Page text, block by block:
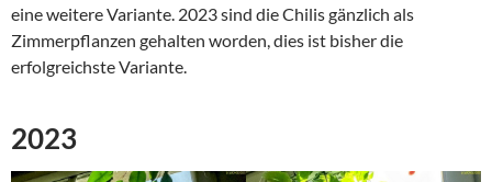
eine weitere Variante. 2023 sind die Chilis gänzlich als
Zimmerpflanzen gehalten worden, dies ist bisher die
erfolgreichste Variante.
2023